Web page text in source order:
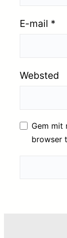
E-mail *
Websted
Gem mit
browser